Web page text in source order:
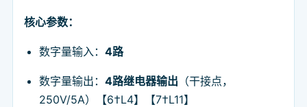
核心参数：
数字量输入：4路
数字量输出：4路继电器输出 （干接点，
250V/5A）【6†L4】【7†L11】